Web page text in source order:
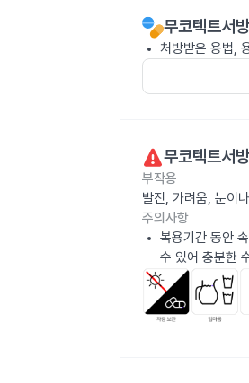
무코텍트서
처방받은 용법,
무코텍트서
부작용
발진, 가려움, 눈이
주의사항
복용기간 동안
수 있어 충분한